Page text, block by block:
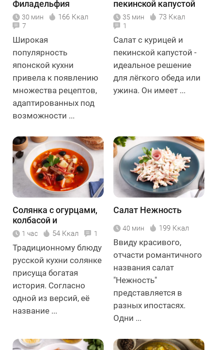
Филадельфия
30 мин 166 Ккал
7
Широкая
популярность
японской кухни
привела к появлению
множества рецептов,
адаптированных под
возможности ...
пекинской капустой
35 мин 73 Ккал
1
Салат с курицей и
пекинской капустой -
идеальное решение
для лёгкого обеда или
ужина. Он имеет ...
Солянка с огурцами,
колбасой и
картошкой
1 час 54 Ккал 1
Традиционному блюду
русской кухни солянке
присуща богатая
история. Согласно
одной из версий, её
название ...
Салат Нежность
40 мин 199 Ккал
Ввиду красивого,
отчасти романтичного
названия салат
"Нежность"
представляется в
разных ипостасях.
Одни ...